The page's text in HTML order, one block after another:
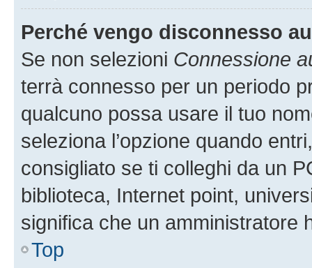
Perché vengo disconnesso
Se non selezioni Connessione
terrà connesso per un periodo
qualcuno possa usare il tuo
seleziona l’opzione quando
consigliato se ti colleghi da un
biblioteca, Internet point,
significa che un amministratore
Top